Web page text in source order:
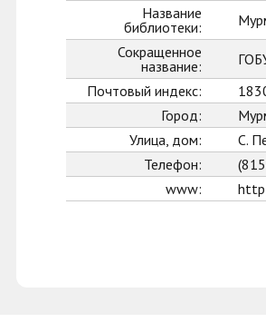
Название
библиотеки:
Сокращенное
название:
Почтовый индекс:
Город:
Улица, дом:
С.
Телефон:
www: